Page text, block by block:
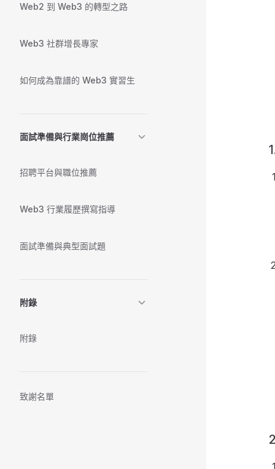
Web2 到 Web3 的轉型之路
Web3 社群增長專家
如何成為靠譜的 Web3 實習生
面試準備與行業崗位推薦
招聘平台與職位推薦
Web3 行業履歷撰寫指導
面試準備與典型面試題
附錄
附錄
致謝名單